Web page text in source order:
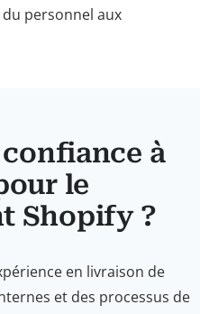
personnel aux
à
le
Shopify ?
en livraison de
et des processus de